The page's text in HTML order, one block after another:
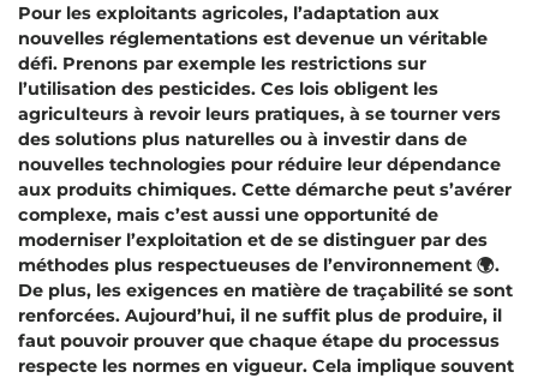
Pour les exploitants agricoles, l’adaptation aux
nouvelles réglementations est devenue un véritable
défi. Prenons par exemple les restrictions sur
l’utilisation des pesticides. Ces lois obligent les
agriculteurs à revoir leurs pratiques, à se tourner vers
des solutions plus naturelles ou à investir dans de
nouvelles technologies pour réduire leur dépendance
aux produits chimiques. Cette démarche peut s’avérer
complexe, mais c’est aussi une opportunité de
moderniser l’exploitation et de se distinguer par des
méthodes plus respectueuses de l’environnement 🌍.
De plus, les exigences en matière de traçabilité se sont
renforcées. Aujourd’hui, il ne suffit plus de produire, il
faut pouvoir prouver que chaque étape du processus
respecte les normes en vigueur. Cela implique souvent